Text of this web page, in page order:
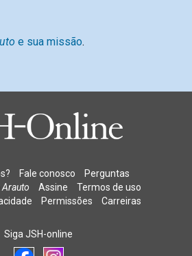
e sua missão.
Fale conosco
Perguntas
Arauto Assine
Termos de uso
Permissões Carreiras
Siga JSH-online